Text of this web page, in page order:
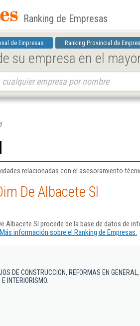
Ranking de Empresas
de Empresas Ranking Provincial de
su empresa en el
relacionadas con el asesoramiento
De Albacete Sl
Albacete Sl procede de la base de datos de
Más información sobre el Ranking de Empresas.
DE CONSTRUCCION, REFORMAS EN GENERAL,
INTERIORISMO.